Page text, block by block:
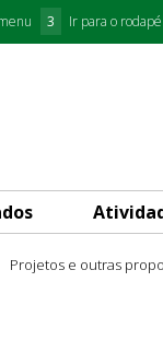
3 Ir para o rodapé
Projetos e outras